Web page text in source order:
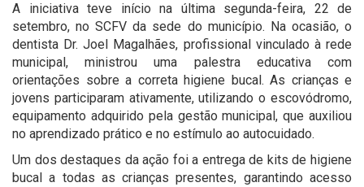
A iniciativa teve início na última segunda-feira, 22 de
setembro, no SCFV da sede do município. Na ocasião, o
dentista Dr. Joel Magalhães, profissional vinculado à rede
municipal, ministrou uma palestra educativa com
orientações sobre a correta higiene bucal. As crianças e
jovens participaram ativamente, utilizando o escovódromo,
equipamento adquirido pela gestão municipal, que auxiliou
no aprendizado prático e no estímulo ao autocuidado.
Um dos destaques da ação foi a entrega de kits de higiene
bucal a todas as crianças presentes, garantindo acesso